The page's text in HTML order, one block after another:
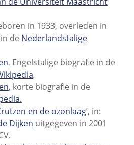
in 1933, overleden in
de Nederlandstalige
, Engelstalige biografie in de
.
, korte biografie in de
en de ozonlaag’, in:
Dijken uitgegeven in 2001